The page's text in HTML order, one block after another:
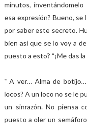
minutos,
esa expresión? Bueno,
por saber este secreto.
bien así que se lo voy a
puesto a esto? “¡Me das
" A ver… Alma de botijo…
locos? A un loco no se le
un sinrazón. No piensa
puesto a oler un